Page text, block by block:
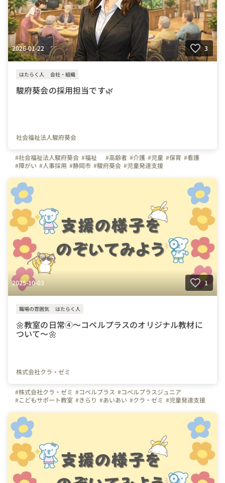
2026-01-22 3
はたらく人 会社・組織
駿府葵会の採用担当です🌿
社会福祉法人駿府葵会
#社会福祉法人駿府葵会 #福祉 #高齢者 #介護 #児童 #保育 #看護
#障がい #人事採用 #静岡市 #駿府葵会 #児童発達支援
#グループホーム
2025-10-03 1
職場の雰囲気 はたらく人
🌼教室の日常④～コペルプラスのオリジナル教材に
ついて～🌼
株式会社クラ・ゼミ
#株式会社クラ・ゼミ #コペルプラス #コペルプラスジュニア
#こどもサポート教室 #きらり #あいあい #クラ・ゼミ #児童発達支援
#教材
#写真で伝える会社の雰囲気
#こだわりの仕事アイテム
#ビジョン